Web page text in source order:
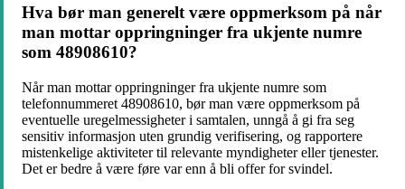
Hva bør man generelt være oppmerksom på når
man mottar oppringninger fra ukjente numre
som 48908610?
Når man mottar oppringninger fra ukjente numre som
telefonnummeret 48908610, bør man være oppmerksom på
eventuelle uregelmessigheter i samtalen, unngå å gi fra seg
sensitiv informasjon uten grundig verifisering, og rapportere
mistenkelige aktiviteter til relevante myndigheter eller tjenester.
Det er bedre å være føre var enn å bli offer for svindel.